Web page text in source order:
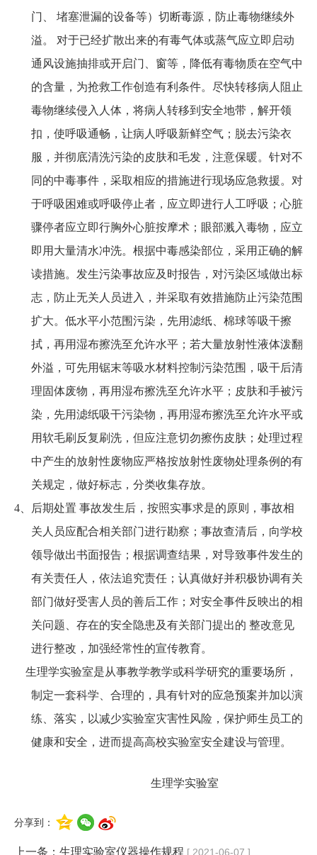
门、 堵塞泄漏的设备等）切断毒源，防止毒物继续外
溢。 对于已经扩散出来的有毒气体或蒸气应立即启动
通风设施抽排或开启门、窗等，降低有毒物质在空气中
的含量，为抢救工作创造有利条件。尽快转移病人阻止
毒物继续侵入人体，将病人转移到安全地带，解开领
扣，使呼吸通畅，让病人呼吸新鲜空气；脱去污染衣
服，并彻底清洗污染的皮肤和毛发，注意保暖。针对不
同的中毒事件，采取相应的措施进行现场应急救援。对
于呼吸困难或呼吸停止者，应立即进行人工呼吸；心脏
骤停者应立即行胸外心脏按摩术；眼部溅入毒物，应立
即用大量清水冲洗。根据中毒感染部位，采用正确的解
读措施。发生污染事故应及时报告，对污染区域做出标
志，防止无关人员进入，并采取有效措施防止污染范围
扩大。低水平小范围污染，先用滤纸、棉球等吸干擦
拭，再用湿布擦洗至允许水平；若大量放射性液体泼翻
外溢，可先用锯末等吸水材料控制污染范围，吸干后清
理固体废物，再用湿布擦洗至允许水平；皮肤和手被污
染，先用滤纸吸干污染物，再用湿布擦洗至允许水平或
用软毛刷反复刷洗，但应注意切勿擦伤皮肤；处理过程
中产生的放射性废物应严格按放射性废物处理条例的有
关规定，做好标志，分类收集存放。
4、后期处置 事故发生后，按照实事求是的原则，事故相
关人员应配合相关部门进行勘察；事故查清后，向学校
领导做出书面报告；根据调查结果，对导致事件发生的
有关责任人，依法追究责任；认真做好并积极协调有关
部门做好受害人员的善后工作；对安全事件反映出的相
关问题、存在的安全隐患及有关部门提出的 整改意见
进行整改，加强经常性的宣传教育。
生理学实验室是从事教学教学或科学研究的重要场所，
制定一套科学、合理的，具有针对的应急预案并加以演
练、落实，以减少实验室灾害性风险，保护师生员工的
健康和安全，进而提高高校实验室安全建设与管理。
生理学实验室
分享到：
上一条： 生理实验室仪器操作规程 [ 2021-06-07 ]